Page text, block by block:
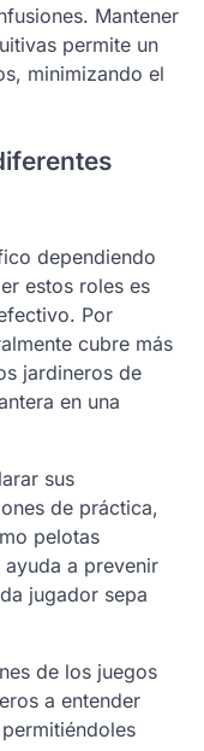
Mantener
permite un
minimizando el
dependiendo
estos roles es
Por
cubre más
jardineros de
en una
sus
de práctica,
pelotas
a prevenir
jugador sepa
de los juegos
a entender